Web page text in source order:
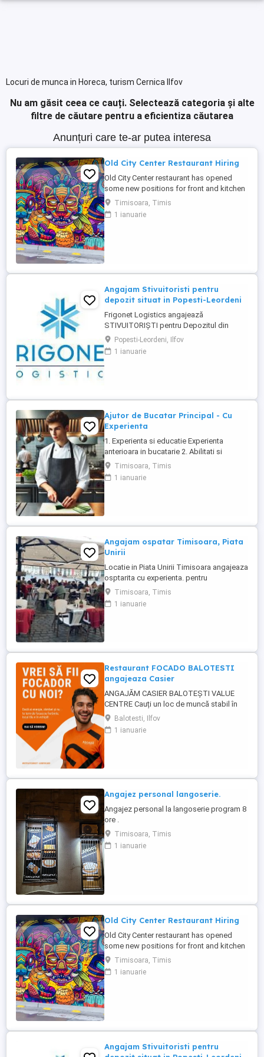
Locuri de munca in Horeca, turism Cernica Ilfov
Nu am găsit ceea ce cauți. Selectează categoria și alte
filtre de căutare pentru a eficientiza căutarea
Anunțuri care te-ar putea interesa
Old City Center Restaurant Hiring
Old City Center restaurant has opened
some new positions for front and kitchen
Type of contract: part-time and full time
For more info,
Timisoara, Timis
1 ianuarie
Angajam Stivuitoristi pentru
depozit situat in Popesti-Leordeni
Frigonet Logistics angajează
STIVUITORIȘTI pentru Depozitul din
Popesti-Leordeni, Sos. Oltenitei, nr 251a!
Cauți un job stabil, bine plătit și cu
beneficii pe măsură? Alătură-te echipei
Popesti-Leordeni, Ilfov
1 ianuarie
Ajutor de Bucatar Principal - Cu
Experienta
1. Experienta si educatie Experienta
anterioara in bucatarie 2. Abilitati si
competente Capacitatea de a respecta
retetele si indicatiile bucatarului.
Rapiditate si atentie la detalii in pregatirea
Timisoara, Timis
1 ianuarie
Angajam ospatar Timisoara, Piata
Unirii
Locatie in Piata Unirii Timisoara angajeaza
osptarita cu experienta. pentru
programarea unui interviu, te rugam sa ne
contactezi telefonic
Timisoara, Timis
1 ianuarie
Restaurant FOCADO BALOTESTI
angajeaza Casier
ANGAJĂM CASIER BALOTEȘTI VALUE
CENTRE Cauți un loc de muncă stabil în
Balotești? Focado, unul dintre cele mai noi
și ambițioase lanțuri de restaurante fast-
food din România, își mărește echipa!
Balotesti, Ilfov
1 ianuarie
Angajez personal langoserie.
Angajez personal la langoserie program 8
ore .
Timisoara, Timis
1 ianuarie
Old City Center Restaurant Hiring
Old City Center restaurant has opened
some new positions for front and kitchen
Type of contract: part-time and full time
For more info,
Timisoara, Timis
1 ianuarie
Angajam Stivuitoristi pentru